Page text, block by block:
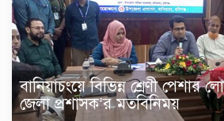
বানিয়াচংয়ে বিভিন্ন শ্রেণী পেশার
জেলা প্রশাসক’র মতবিনিময়